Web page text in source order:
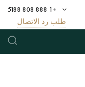
+1 888 808 5188
طلب رد الاتصال